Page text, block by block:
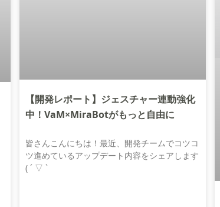
【開発レポート】ジェスチャー連動強化
中！VaM×MiraBotがもっと自由に
皆さんこんにちは！最近、開発チームでコツコ
ツ進めているアップデート内容をシェアします
( ´ ▽ `